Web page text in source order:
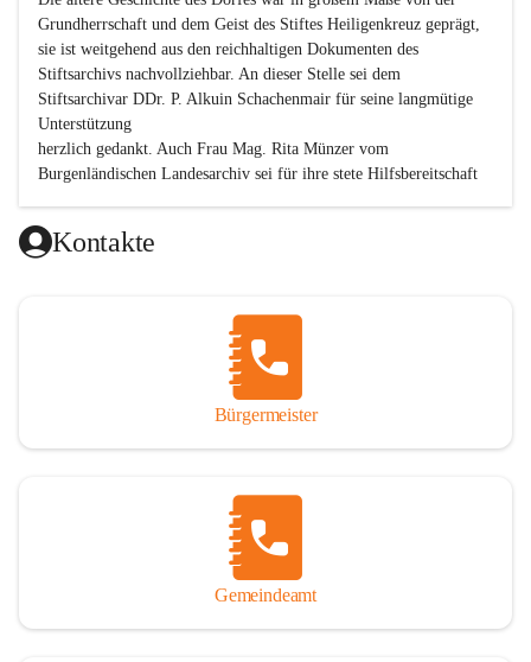
Grundherrschaft und dem Geist des Stiftes Heiligenkreuz geprägt,
sie ist weitgehend aus den reichhaltigen Dokumenten des
Stiftsarchivs nachvollziehbar. An dieser Stelle sei dem
Stiftsarchivar DDr. P. Alkuin Schachenmair für seine langmütige
Unterstützung
herzlich gedankt. Auch Frau Mag. Rita Münzer vom
Burgenländischen Landesarchiv sei für ihre stete Hilfsbereitschaft
Dank gilt den Textautoren dieser Chronik, dem kleinen
Redaktionsteam, für die gute Zusammenarbeit.
gedankt werden, die durch ihre Erinnerungen, Informationen und
durch das Überlassen von Fotos und Dokumenten zum Gesamtbild
dieses Buches wesentlich beigetragen haben.
Der Zeitdruck war enorm, um das Werk auch zeitgerecht für das
Jubiläumsjahr abschließen zu können. Daher mag um Nachsicht
Ausführlichkeit behandelt erscheinen, oder auch der eine oder
andere Fehler unterlief. Die Autoren haben nach ihren
individuellen Möglichkeiten mit bestem Wissen und Gewissen
Kontakte
Bürgermeister
Gemeindeamt